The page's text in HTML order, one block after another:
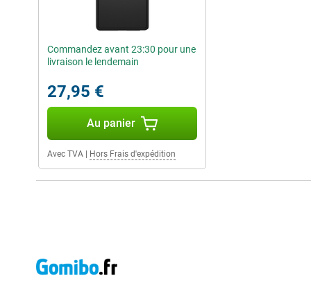
Commandez avant 23:30 pour une
livraison le lendemain
27,95 €
Au panier
Avec TVA Hors Frais d'expédition